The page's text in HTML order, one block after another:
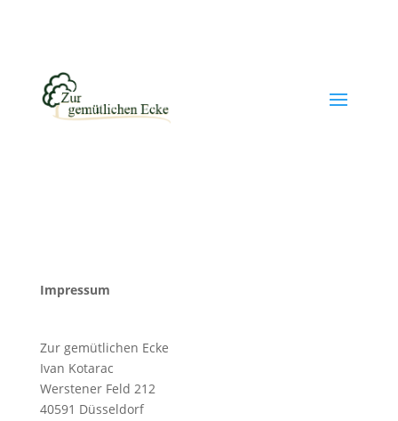
Impressum
Zur gemütlichen Ecke
Ivan Kotarac
Werstener Feld 212
40591 Düsseldorf